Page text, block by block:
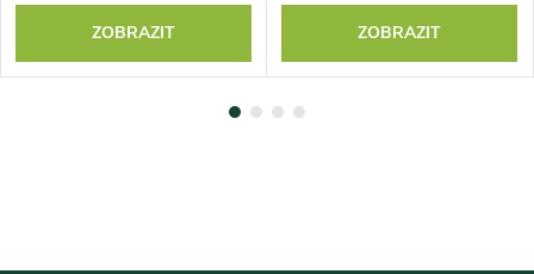
ZOBRAZIT ZOBRAZIT